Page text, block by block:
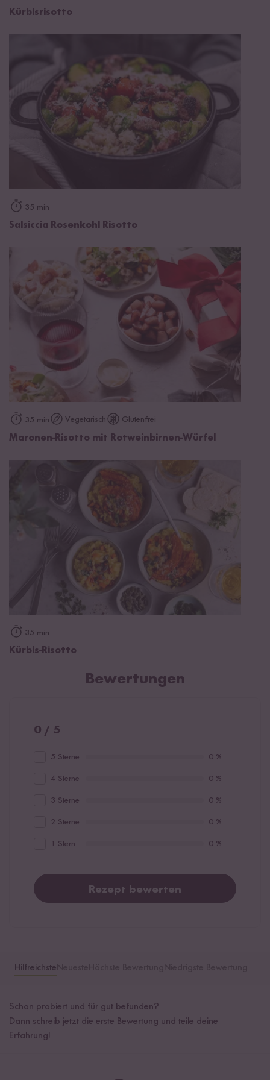
Kürbisrisotto
35 min
Salsiccia Rosenkohl Risotto
35 min Vegetarisch Glutenfrei
Maronen-Risotto mit Rotweinbirnen-Würfel
35 min
Kürbis-Risotto
Bewertungen
0 / 5
5 Sterne 0 %
4 Sterne 0 %
3 Sterne 0 %
2 Sterne 0 %
1 Stern 0 %
Rezept bewerten
Hilfreichste
Schon probiert und für gut befunden?
Dann schreib jetzt die erste Bewertung und teile deine
Erfahrung!